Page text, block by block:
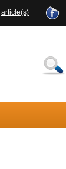
article(s)